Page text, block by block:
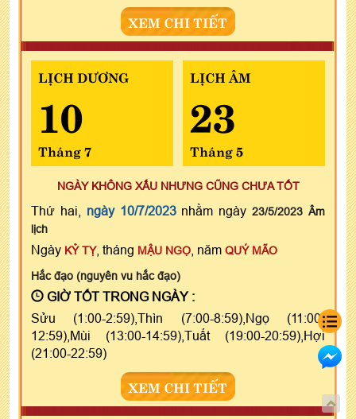
XEM CHI TIẾT
LỊCH DƯƠNG
10
Tháng 7
LỊCH ÂM
23
Tháng 5
NGÀY KHÔNG XẤU NHƯNG CŨNG CHƯA TỐT
Thứ hai, ngày 10/7/2023nhằm ngày23/5/2023 Âm
lịch
Ngày KỶ TỴ, tháng MẬU NGỌ , năm QUÝ MÃO
Hắc đạo (nguyên vu hắc đạo)
GIỜ TỐT TRONG NGÀY :
Sửu (1:00-2:59),Thìn (7:00-8:59),Ngọ (11:00-
12:59),Mùi (13:00-14:59),Tuất (19:00-20:59),Hợi
(21:00-22:59)
XEM CHI TIẾT